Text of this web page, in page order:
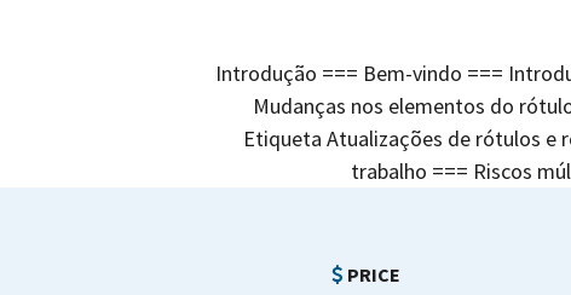
Introdução === Bem-vindo ===
Mudanças nos elementos do
Etiqueta Atualizações de rótulos e
trabalho === Riscos
PRICE